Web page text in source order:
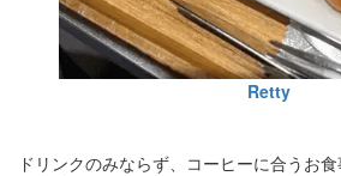
Retty
ドリンクのみならず、コーヒーに合うお